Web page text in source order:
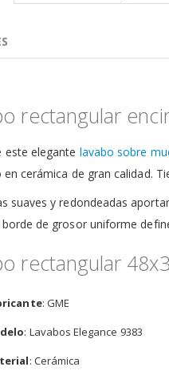
rectangular
este elegante lavabo sobre
en cerámica de gran calidad.
suaves y redondeadas
borde de grosor uniforme
rectangular
: GME
: Lavabos Elegance 9383
: Cerámica